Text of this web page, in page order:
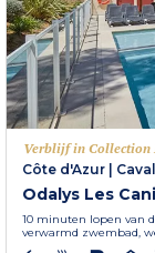
Verblijf in Collection
Côte d'Azur |
Odalys Les
10 minuten lopen van
verwarmd zwembad,